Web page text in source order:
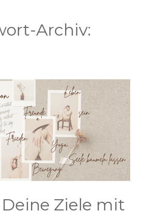
Archiv:
Ziele mit